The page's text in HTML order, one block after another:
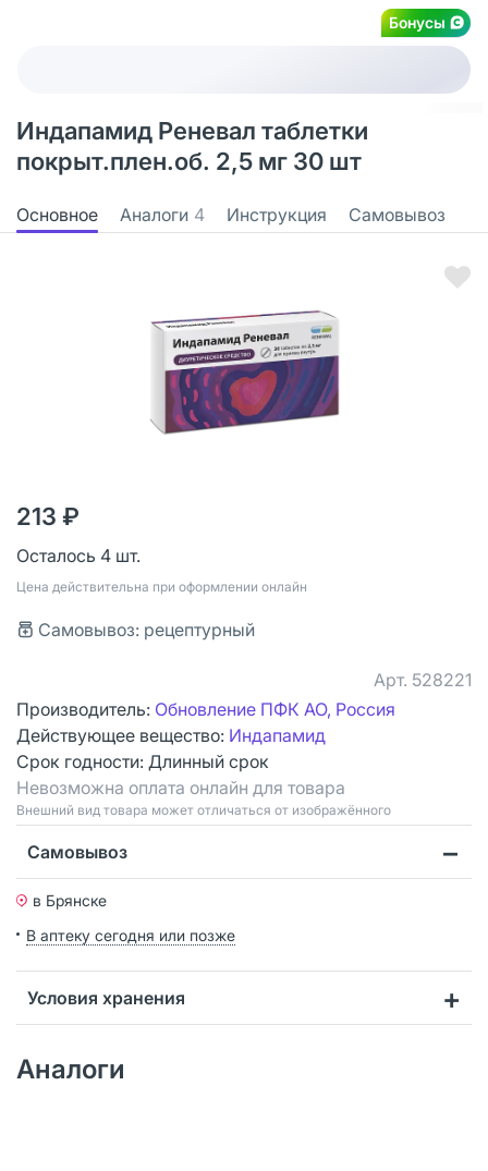
Бонусы
Индапамид Реневал таблетки
покрыт.плен.об. 2,5 мг 30 шт
Основное Аналоги 4 Инструкция Самовывоз
213 ₽
Осталось 4 шт.
Цена действительна при оформлении онлайн
Самовывоз: рецептурный
Арт. 528221
Производитель: Обновление ПФК АО, Россия
Действующее вещество: Индапамид
Срок годности: Длинный срок
Невозможна оплата онлайн для товара
Bнешний вид товара может отличаться от изображённого
Самовывоз
в Брянске
В аптеку сегодня или позже
Условия хранения
Аналоги